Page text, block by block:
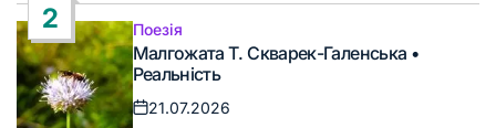
2
Опублікувати
у
Поезія
Малгожата Т. Скварек-Галенська •
Реальність
Дата
21.07.2026